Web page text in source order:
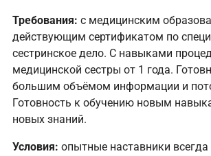
Требования: с медицинским
действующим сертификатом по
сестринское дело. С навыками
медицинской сестры от 1 года.
большим объёмом информации и
Готовность к обучению новым
новых знаний.
Условия: опытные наставники